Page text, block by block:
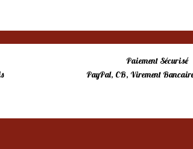
Paiement Sécurisé
PayPal, CB, Virement Bancaire